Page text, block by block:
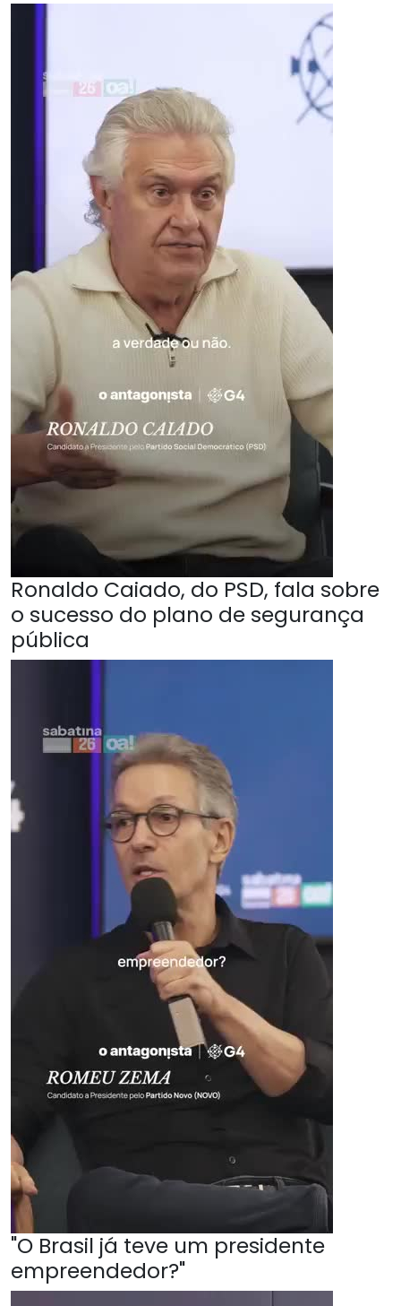
Ronaldo Caiado, do PSD, fala sobre
o sucesso do plano de segurança
pública
"O Brasil já teve um presidente
empreendedor?"